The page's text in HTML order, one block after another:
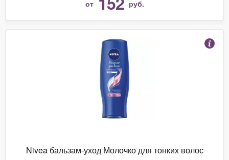
от руб.
Nivea бальзам-уход Молочко для тонких волос